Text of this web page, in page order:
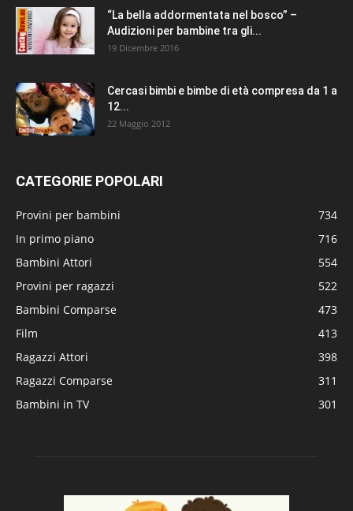
“La bella addormentata nel bosco” –
Audizioni per bambine tra gli...
19 Dicembre 2016
Cercasi bimbi e bimbe di età compresa da 1 a
12...
22 Maggio 2012
CATEGORIE POPOLARI
Provini per bambini
734
In primo piano
716
Bambini Attori
554
Provini per ragazzi
522
Bambini Comparse
473
Film
413
Ragazzi Attori
398
Ragazzi Comparse
311
Bambini in TV
301